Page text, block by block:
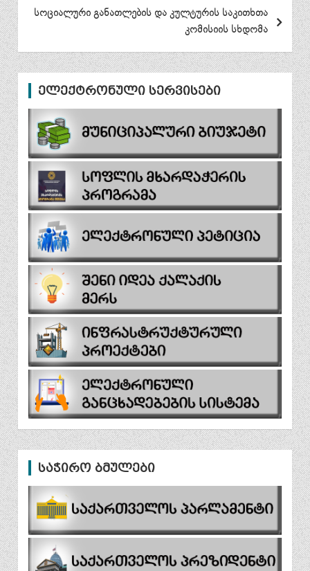
სოციალური განათლების და კულტურის საკითხთა
კომისიის სხდომა
ელექტრონული სერვისები
საჭირო ბმულები